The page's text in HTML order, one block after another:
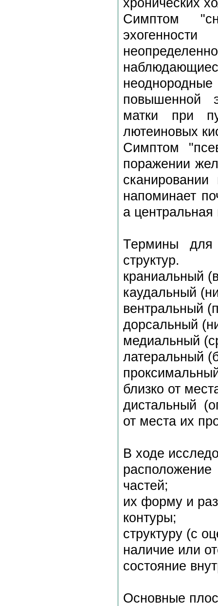
Симптом
повышенной
матки при
лютеиновых
Симптом
поражении
напоминает
а
Термины для
структур.
краниальный
каудальный
вентральный
дорсальный
медиальный
латеральный
близко от
дистальный
от места их
В ходе
частей;
их форму и
контуры;
структуру (с
наличие или
состояние
Основные